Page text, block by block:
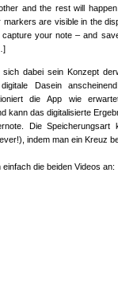
and the rest will
markers are visible in the
capture your note – and
sich dabei sein Konzept
Dasein
die App wie
kann das digitalisierte
Die Speicherungsart
indem man ein Kreuz
die beiden Videos an: